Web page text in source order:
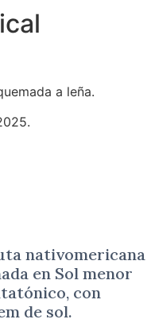
a leña.
nativomericana
en Sol menor
con
de sol.